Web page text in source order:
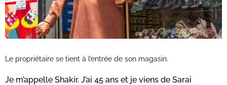
Le propriétaire se tient à l’entrée de son magasin.
Je m’appelle Shakir. J’ai 45 ans et je viens de Sarai